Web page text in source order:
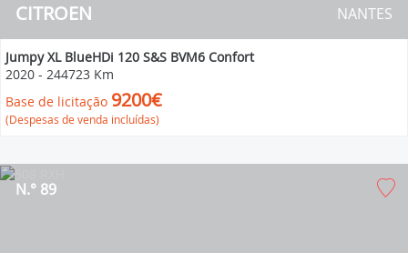
CITROEN NANTES
Jumpy XL BlueHDi 120 S&S BVM6 Confort
2020 - 244723 Km
Base de licitação 9200€
(Despesas de venda incluídas)
N.° 89